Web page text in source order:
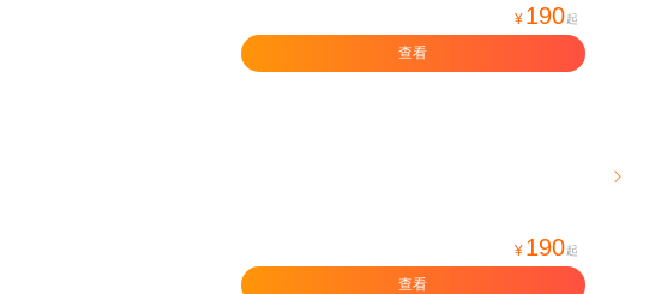
¥ 190 起
查看

¥ 190 起
查看